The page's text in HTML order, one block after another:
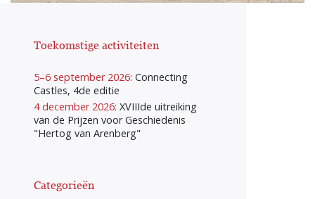
Toekomstige activiteiten
5–6 september 2026: Connecting
Castles, 4de editie
4 december 2026: XVIIIde uitreiking
van de Prijzen voor Geschiedenis
"Hertog van Arenberg"
Categorieën